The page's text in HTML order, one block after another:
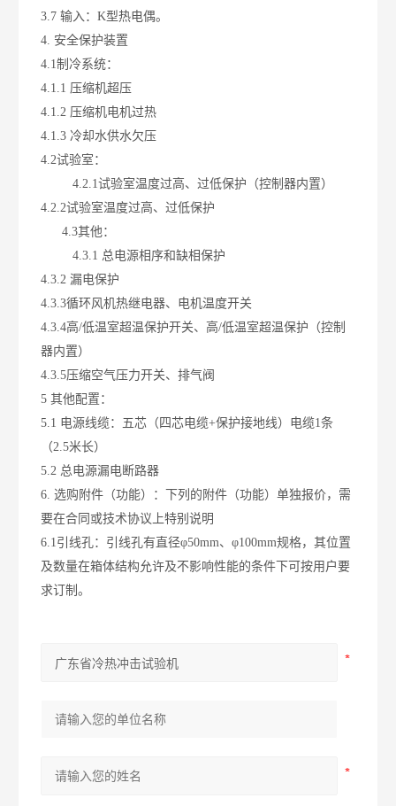
3.7 输入：K型热电偶。
4. 安全保护装置
4.1制冷系统：
4.1.1 压缩机超压
4.1.2 压缩机电机过热
4.1.3 冷却水供水欠压
4.2试验室：
4.2.1试验室温度过高、过低保护（控制器内置）
4.2.2试验室温度过高、过低保护
4.3其他：
4.3.1 总电源相序和缺相保护
4.3.2 漏电保护
4.3.3循环风机热继电器、电机温度开关
4.3.4高/低温室超温保护开关、高/低温室超温保护（控制
器内置）
4.3.5压缩空气压力开关、排气阀
5 其他配置：
5.1 电源线缆：五芯（四芯电缆+保护接地线）电缆1条
（2.5米长）
5.2 总电源漏电断路器
6. 选购附件（功能）：下列的附件（功能）单独报价，需
要在合同或技术协议上特别说明
6.1引线孔：引线孔有直径φ50mm、φ100mm规格，其位置
及数量在箱体结构允许及不影响性能的条件下可按用户要
求订制。